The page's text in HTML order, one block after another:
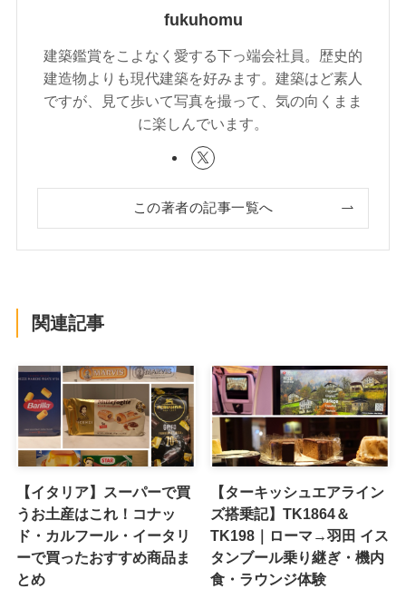
fukuhomu
建築鑑賞をこよなく愛する下っ端会社員。歴史的
建造物よりも現代建築を好みます。建築はど素人
ですが、見て歩いて写真を撮って、気の向くまま
に楽しんでいます。
この著者の記事一覧へ
関連記事
【イタリア】スーパーで買
うお土産はこれ！コナッ
ド・カルフール・イータリ
ーで買ったおすすめ商品ま
とめ
【ターキッシュエアライン
ズ搭乗記】TK1864＆
TK198｜ローマ→羽田 イス
タンブール乗り継ぎ・機内
食・ラウンジ体験